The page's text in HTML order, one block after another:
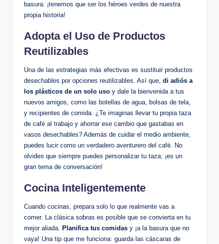
basura: ¡tenemos que ser los héroes verdes de nuestra
propia historia!
Adopta el Uso de Productos
Reutilizables
Una de las estrategias más efectivas es sustituir productos
desechables por opciones reutilizables. Así que, di adiós a
los plásticos de un solo uso y dale la bienvenida a tus
nuevos amigos, como las botellas de agua, bolsas de tela,
y recipientes de comida. ¿Te imaginas llevar tu propia taza
de café al trabajo y ahorrar ese cambio que gastabas en
vasos desechables? Además de cuidar el medio ambiente,
puedes lucir como un verdadero aventurero del café. No
olvides que siempre puedes personalizar tu taza; ¡es un
gran tema de conversación!
Cocina Inteligentemente
Cuando cocinas, prepara solo lo que realmente vas a
comer. La clásica sobras es posible que se convierta en tu
mejor aliada. Planifica tus comidas y ¡a la basura que no
vaya! Una tip que me funciona: guarda las cáscaras de